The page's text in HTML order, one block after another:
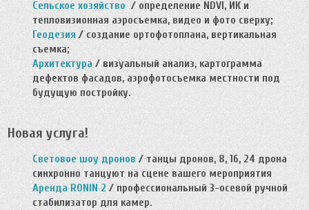
Сельское хозяйство / определение NDVI, ИК и
тепловизионная аэросъемка, видео и фото сверху;
Геодезия / создание ортофотоплана, вертикальная
съемка;
Архитектура / визуальный анализ, картограмма
дефектов фасадов, аэрофотосъемка местности под
будущую постройку.
Новая услуга!
Световое шоу дронов / танцы дронов, 8, 16, 24 дрона
синхронно танцуют на сцене вашего мероприятия
Аренда RONIN 2 / профессиональный 3-осевой ручной
стабилизатор для камер.